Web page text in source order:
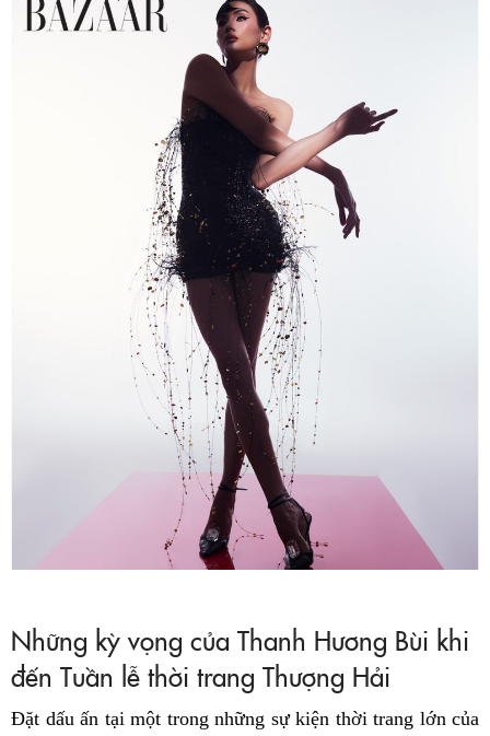
Những kỳ vọng của Thanh Hương Bùi khi
đến Tuần lễ thời trang Thượng Hải
Đặt dấu ấn tại một trong những sự kiện thời trang lớn của